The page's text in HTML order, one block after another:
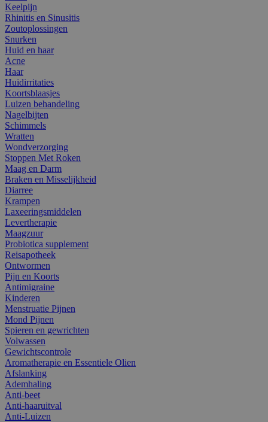
Keelpijn
Rhinitis en Sinusitis
Zoutoplossingen
Snurken
Huid en haar
Acne
Haar
Huidirritaties
Koortsblaasjes
Luizen behandeling
Nagelbijten
Schimmels
Wratten
Wondverzorging
Stoppen Met Roken
Maag en Darm
Braken en Misselijkheid
Diarree
Krampen
Laxeeringsmiddelen
Levertherapie
Maagzuur
Probiotica supplement
Reisapotheek
Ontwormen
Pijn en Koorts
Antimigraine
Kinderen
Menstruatie Pijnen
Mond Pijnen
Spieren en gewrichten
Volwassen
Gewichtscontrole
Aromatherapie en Essentiele Olien
Afslanking
Ademhaling
Anti-beet
Anti-haaruitval
Anti-Luizen